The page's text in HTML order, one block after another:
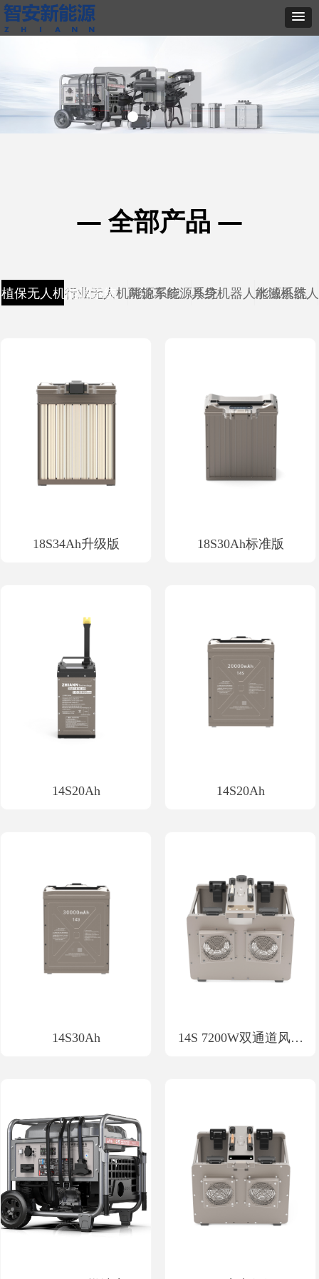
— 全部产品 —
植保无人机能源系统行业无人机能源系统
两轮车能源系统具身机器人能源系统
水域机器
18S34Ah升级版 18S30Ah标准版
14S20Ah 14S20Ah
14S30Ah
14S 7200W双通道风冷